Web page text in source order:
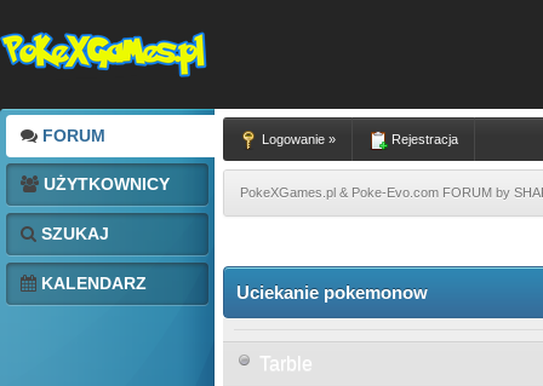
FORUM
UŻYTKOWNICY
SZUKAJ
KALENDARZ
Logowanie » Rejestracja
PokeXGames.pl & Poke-Evo.com FORUM by
Uciekanie pokemonow
Tarble